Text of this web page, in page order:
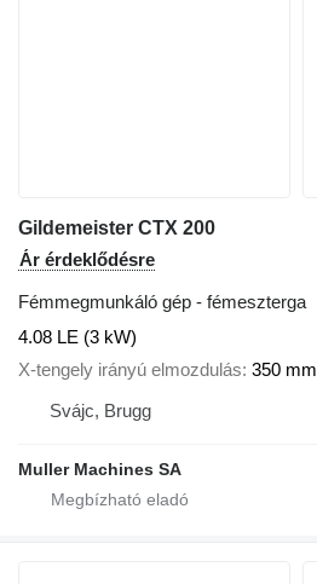
Gildemeister CTX 200
Ár érdeklődésre
Fémmegmunkáló gép - fémeszterga
4.08 LE (3 kW)
X-tengely irányú elmozdulás 350 mm
Svájc, Brugg
Muller Machines SA